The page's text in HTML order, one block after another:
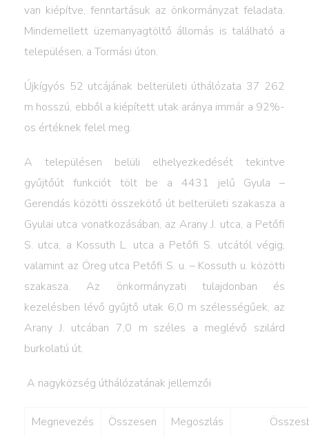
van kiépítve, fenntartásuk az önkormányzat feladata.
Mindemellett üzemanyagtöltő állomás is található a
településen, a Tormási úton.
Újkígyós 52 utcájának belterületi úthálózata 37 262
m hosszú, ebből a kiépített utak aránya immár a 92%-
os értéknek felel meg.
A településen belüli elhelyezkedését tekintve
gyűjtőút funkciót tölt be a 4431 jelű Gyula –
Gerendás közötti összekötő út belterületi szakasza a
Gyulai utca vonatkozásában, az Arany J. utca, a Petőfi
S. utca, a Kossuth L. utca a Petőfi S. utcától végig,
valamint az Öreg utca Petőfi S. u. – Kossuth u. közötti
szakasza. Az önkormányzati tulajdonban és
kezelésben lévő gyűjtő utak 6,0 m szélességűek, az
Arany J. utcában 7,0 m széles a meglévő szilárd
burkolatú út.
A nagyközség úthálózatának jellemzői
Megnevezés
Összesen
Megoszlás